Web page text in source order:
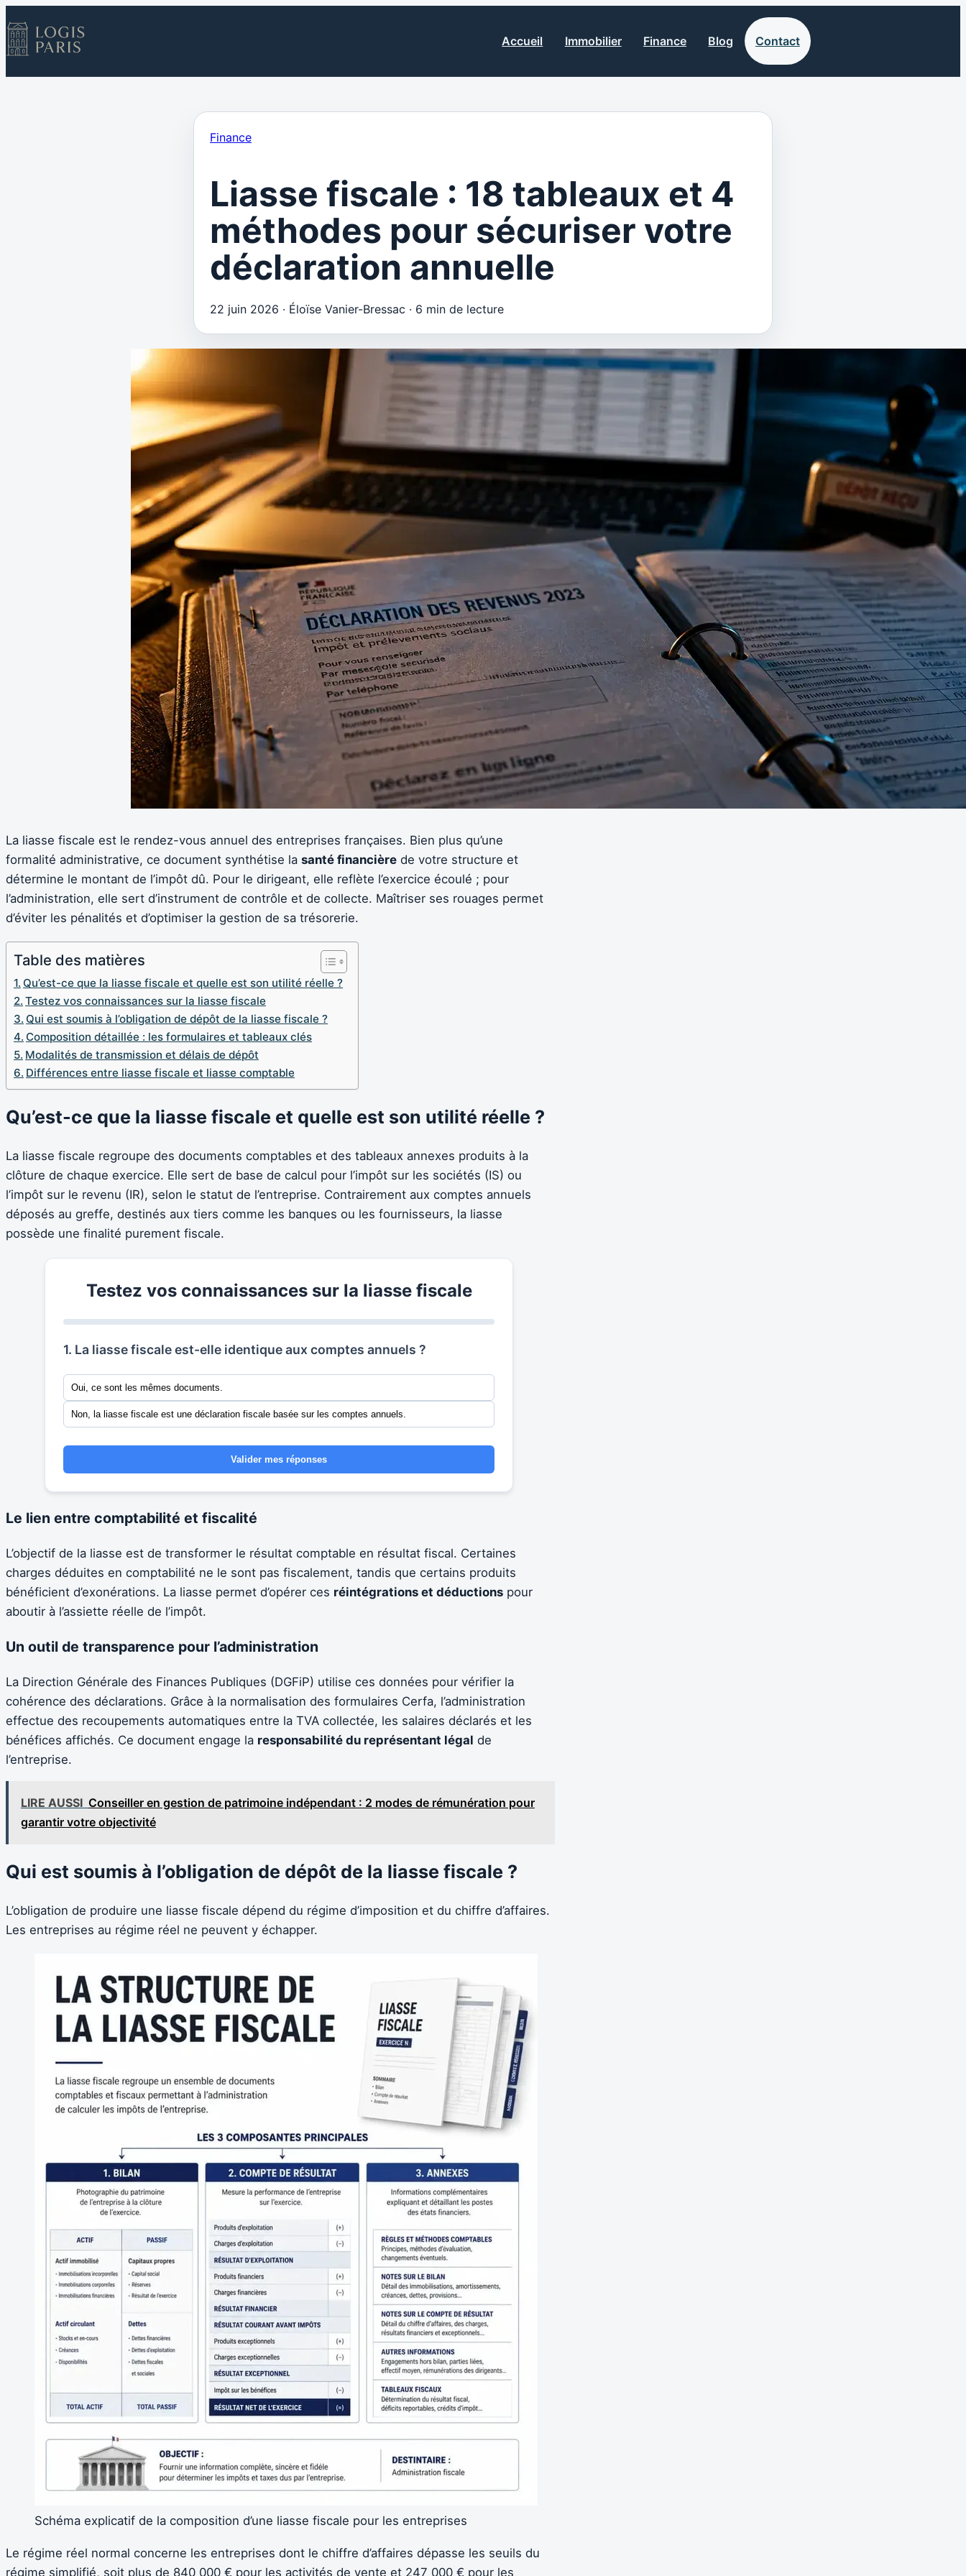
Accueil Immobilier Finance Blog Contact
Finance
Liasse fiscale : 18 tableaux et 4
méthodes pour sécuriser votre
déclaration annuelle
22 juin 2026 · Éloïse Vanier-Bressac · 6 min de lecture
La liasse fiscale est le rendez-vous annuel des entreprises françaises. Bien plus qu’une
formalité administrative, ce document synthétise la santé financière de votre structure et
détermine le montant de l’impôt dû. Pour le dirigeant, elle reflète l’exercice écoulé ; pour
l’administration, elle sert d’instrument de contrôle et de collecte. Maîtriser ses rouages permet
d’éviter les pénalités et d’optimiser la gestion de sa trésorerie.
Table des matières
Qu’est-ce que la liasse fiscale et quelle est son utilité réelle ?
Testez vos connaissances sur la liasse fiscale
Qui est soumis à l’obligation de dépôt de la liasse fiscale ?
Composition détaillée : les formulaires et tableaux clés
Modalités de transmission et délais de dépôt
Différences entre liasse fiscale et liasse comptable
Qu’est-ce que la liasse fiscale et quelle est son utilité réelle ?
La liasse fiscale regroupe des documents comptables et des tableaux annexes produits à la
clôture de chaque exercice. Elle sert de base de calcul pour l’impôt sur les sociétés (IS) ou
l’impôt sur le revenu (IR), selon le statut de l’entreprise. Contrairement aux comptes annuels
déposés au greffe, destinés aux tiers comme les banques ou les fournisseurs, la liasse
possède une finalité purement fiscale.
Testez vos connaissances sur la liasse fiscale
1. La liasse fiscale est-elle identique aux comptes annuels ?
Oui, ce sont les mêmes documents.
Non, la liasse fiscale est une déclaration fiscale basée sur les comptes annuels.
Valider mes réponses
Le lien entre comptabilité et fiscalité
L’objectif de la liasse est de transformer le résultat comptable en résultat fiscal. Certaines
charges déduites en comptabilité ne le sont pas fiscalement, tandis que certains produits
bénéficient d’exonérations. La liasse permet d’opérer ces réintégrations et déductions pour
aboutir à l’assiette réelle de l’impôt.
Un outil de transparence pour l’administration
La Direction Générale des Finances Publiques (DGFiP) utilise ces données pour vérifier la
cohérence des déclarations. Grâce à la normalisation des formulaires Cerfa, l’administration
effectue des recoupements automatiques entre la TVA collectée, les salaires déclarés et les
bénéfices affichés. Ce document engage la responsabilité du représentant légal de
l’entreprise.
LIRE AUSSI Conseiller en gestion de patrimoine indépendant : 2 modes de rémunération pour
garantir votre objectivité
Qui est soumis à l’obligation de dépôt de la liasse fiscale ?
L’obligation de produire une liasse fiscale dépend du régime d’imposition et du chiffre d’affaires.
Les entreprises au régime réel ne peuvent y échapper.
Schéma explicatif de la composition d’une liasse fiscale pour les entreprises
Le régime réel normal concerne les entreprises dont le chiffre d’affaires dépasse les seuils du
régime simplifié, soit plus de 840 000 € pour les activités de vente et 247 000 € pour les